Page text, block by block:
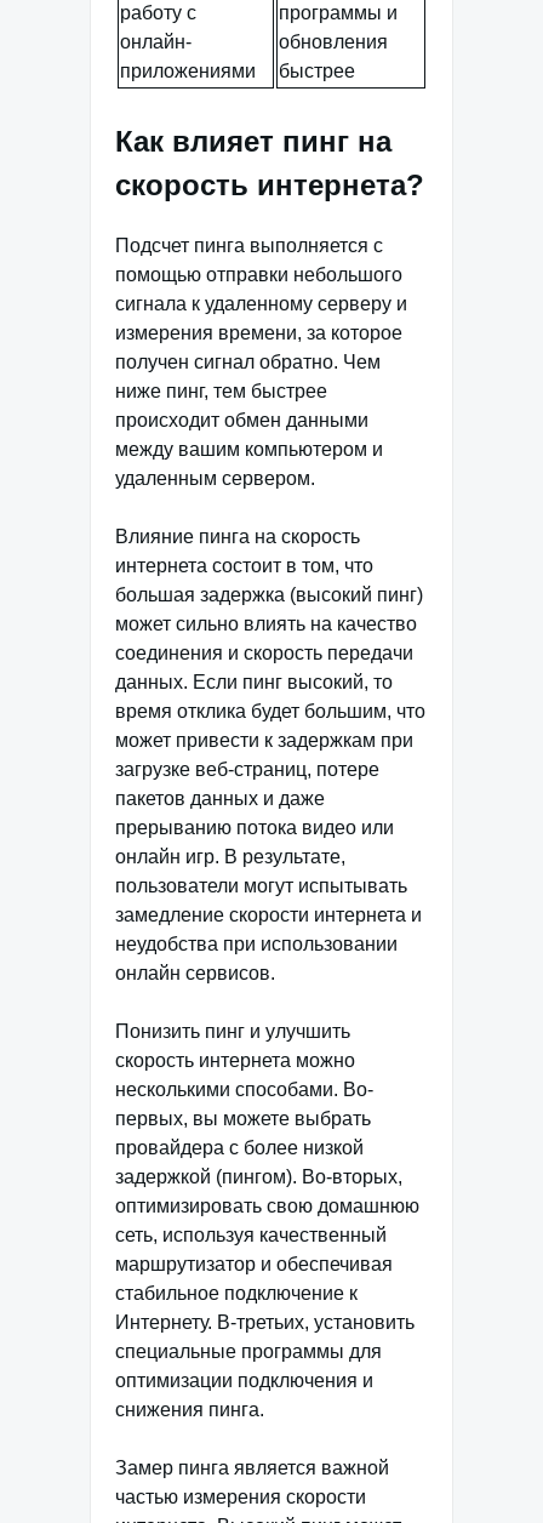
работу с
онлайн-
приложениями
программы и
обновления
быстрее
Как влияет пинг на
скорость интернета?
Подсчет пинга выполняется с
помощью отправки небольшого
сигнала к удаленному серверу и
измерения времени, за которое
получен сигнал обратно. Чем
ниже пинг, тем быстрее
происходит обмен данными
между вашим компьютером и
удаленным сервером.
Влияние пинга на скорость
интернета состоит в том, что
большая задержка (высокий пинг)
может сильно влиять на качество
соединения и скорость передачи
данных. Если пинг высокий, то
время отклика будет большим, что
может привести к задержкам при
загрузке веб-страниц, потере
пакетов данных и даже
прерыванию потока видео или
онлайн игр. В результате,
пользователи могут испытывать
замедление скорости интернета и
неудобства при использовании
онлайн сервисов.
Понизить пинг и улучшить
скорость интернета можно
несколькими способами. Во-
первых, вы можете выбрать
провайдера с более низкой
задержкой (пингом). Во-вторых,
оптимизировать свою домашнюю
сеть, используя качественный
маршрутизатор и обеспечивая
стабильное подключение к
Интернету. В-третьих, установить
специальные программы для
оптимизации подключения и
снижения пинга.
Замер пинга является важной
частью измерения скорости